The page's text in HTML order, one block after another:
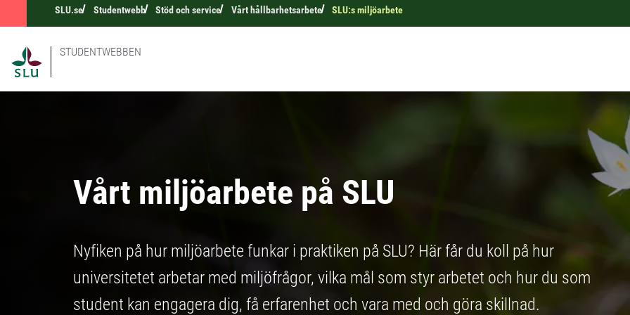
SLU.se Studentwebb Stöd och service Vårt hållbarhetsarbete SLU:s miljöarbete
STUDENTWEBBEN
Vårt miljöarbete på SLU
Nyfiken på hur miljöarbete funkar i praktiken på SLU? Här får du koll på hur
universitetet arbetar med miljöfrågor, vilka mål som styr arbetet och hur du som
student kan engagera dig, få erfarenhet och vara med och göra skillnad.